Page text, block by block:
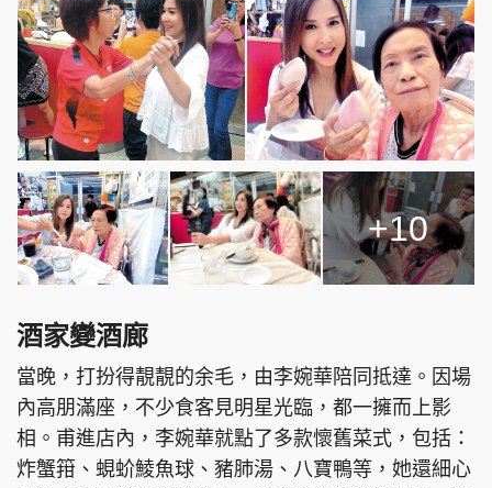
+10
酒家變酒廊
當晚，打扮得靚靚的余毛，由李婉華陪同抵達。因場
內高朋滿座，不少食客見明星光臨，都一擁而上影
相。甫進店內，李婉華就點了多款懷舊菜式，包括：
炸蟹箝、蜆蚧鯪魚球、豬肺湯、八寶鴨等，她還細心